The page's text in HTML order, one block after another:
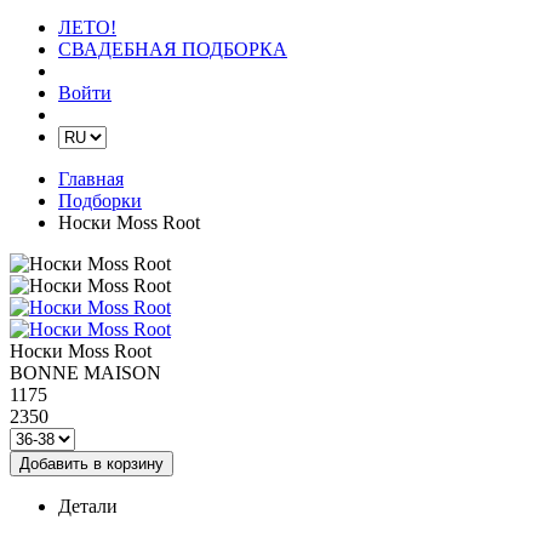
ЛЕТО!
СВАДЕБНАЯ ПОДБОРКА
Войти
Главная
Подборки
Носки Moss Root
Носки Moss Root
BONNE MAISON
1175
2350
Добавить в корзину
Детали